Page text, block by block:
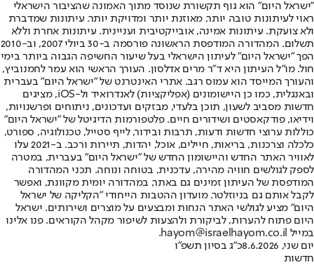
"ישראל היום" הוא גוף תקשורת שנוסד מתוך האמונה שהציבור הישראלי
ראוי לעיתונות טובה יותר, מאוזנת יותר ומדויקת יותר. עיתונות שמדברת
ולא צועקת. עיתונות אמינה, אובייקטיבית ועניינית. עיתונות אחרת וללא
תשלום. המהדורה המודפסת הראשונה פורסמה ב-30 ביולי 2007, וב-2010
הפך "ישראל היום" לעיתון הישראלי בעל שיעור החשיפה הגבוה ביותר בימי
חול. מו"ל העיתון היא ד"ר מרים אדלסון. העורך הראשי הוא עמר לחמנוביץ,
והעורך המייסד הוא עמוס רגב. אתרי האינטרנט של "ישראל היום" בעברית
ובאנגלית, כמו כן היישומונים (אפליקציות) לאנדרואיד ול-iOS, מציגים
חדשות מסביב לשעון, תוכן בלעדי, מבזקים ועדכונים, ניתוחים ופרשנויות,
וידיאו, פודקאסטים ושידורים חיים. פלטפורמות הדיגיטל של "ישראל היום"
כוללות ערוצי חדשות ודעות, תרבות ובידור, לייף סטייל, טכנולוגיה, ספורט,
כלכלה וצרכנות, בריאות, חיילים, אוכל, יהדות, תיירות ורכב. ב-2021 עלו
לאוויר האתר החדש והיישומון החדש של "ישראל היום" בעברית, במטרה
לספק לגולשים חוויה מהירה, עדכנית, בטוחה ונוחה. תכני המהדורה
המודפסת של העיתון זמינים גם באתר, במהדורה יומית מקוונת, ואפשר
לקבל אותם גם בניוזלטר. מועדון ההטבות הייחודי "הקליקה של ישראל
היום" מציע לגולשי האתר הנחות ומבצעים על מוצרים ושירותים. ישראל
היום פתוח להערות, לביקורת ולהצעות לשיפור מקהל הקוראים. פנו אלינו
במייל hayom@israelhayom.co.il.
יום שני, 8.6.2026
כ"ג בסיון תשפ"ו
חדשות